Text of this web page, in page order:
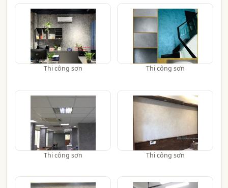
Thi công sơn Thi công sơn
Thi công sơn Thi công sơn